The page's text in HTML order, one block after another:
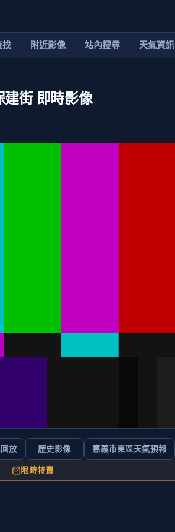
找 附近影像 站內搜尋 天氣資訊
街 即時影像
放 歷史影像 嘉義市東區天氣預報
限時特賣